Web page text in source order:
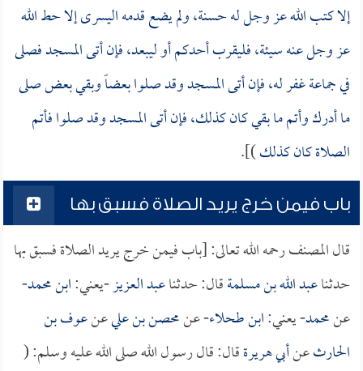
إلا كتب الله عز وجل له حسنة، ولم يضع قدمه اليسرى إلا حط الله
عز وجل عنه سيئة، فليقرب أحدكم أو ليبعد، فإن أتى المسجد فصلى
في جماعة غفر له، فإن أتى المسجد وقد صلوا بعضاً وبقي بعض صلى
ما أدرك وأتم ما بقي كان كذلك، فإن أتى المسجد وقد صلوا فأتم
الصلاة كان كذلك)].
باب فيمن خرج يريد الصلاة فسبق بها
قال المصنف رحمه الله تعالى: [باب فيمن خرج يريد الصلاة فسبق بها
حدثناعبد الله بن مسلمةقال: حدثناعبد العزيز-يعني:ابن محمد-
عنمحمد- يعني:ابن طحلاء- عنمحصن بن عليعنعوف بن
الحارثعنأبي هريرةقال: قال رسول الله صلى الله عليه وسلم: (